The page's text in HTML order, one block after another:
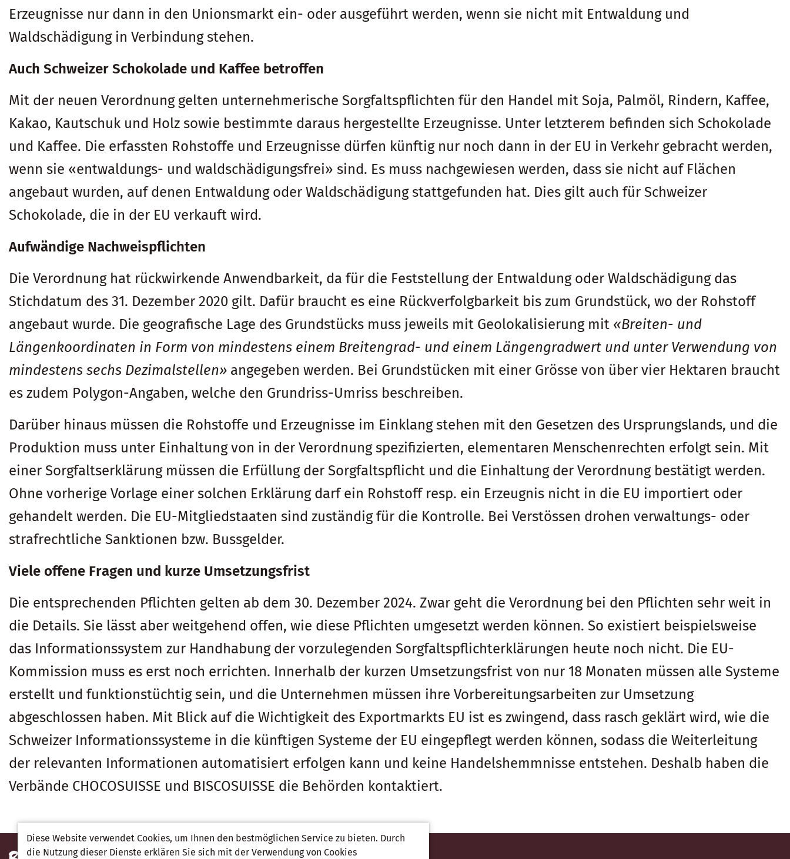
Erzeugnisse nur dann in den Unionsmarkt ein- oder ausgeführt werden, wenn sie nicht mit Entwaldung und
Waldschädigung in Verbindung stehen.
Auch Schweizer Schokolade und Kaffee betroffen
Mit der neuen Verordnung gelten unternehmerische Sorgfaltspflichten für den Handel mit Soja, Palmöl, Rindern, Kaffee,
Kakao, Kautschuk und Holz sowie bestimmte daraus hergestellte Erzeugnisse. Unter letzterem befinden sich Schokolade
und Kaffee. Die erfassten Rohstoffe und Erzeugnisse dürfen künftig nur noch dann in der EU in Verkehr gebracht werden,
wenn sie «entwaldungs- und waldschädigungsfrei» sind. Es muss nachgewiesen werden, dass sie nicht auf Flächen
angebaut wurden, auf denen Entwaldung oder Waldschädigung stattgefunden hat. Dies gilt auch für Schweizer
Schokolade, die in der EU verkauft wird.
Aufwändige Nachweispflichten
Die Verordnung hat rückwirkende Anwendbarkeit, da für die Feststellung der Entwaldung oder Waldschädigung das
Stichdatum des 31. Dezember 2020 gilt. Dafür braucht es eine Rückverfolgbarkeit bis zum Grundstück, wo der Rohstoff
angebaut wurde. Die geografische Lage des Grundstücks muss jeweils mit Geolokalisierung mit «Breiten- und
Längenkoordinaten in Form von mindestens einem Breitengrad- und einem Längengradwert und unter Verwendung von
mindestens sechs Dezimalstellen» angegeben werden. Bei Grundstücken mit einer Grösse von über vier Hektaren braucht
es zudem Polygon-Angaben, welche den Grundriss-Umriss beschreiben.
Darüber hinaus müssen die Rohstoffe und Erzeugnisse im Einklang stehen mit den Gesetzen des Ursprungslands, und die
Produktion muss unter Einhaltung von in der Verordnung spezifizierten, elementaren Menschenrechten erfolgt sein. Mit
einer Sorgfaltserklärung müssen die Erfüllung der Sorgfaltspflicht und die Einhaltung der Verordnung bestätigt werden.
Ohne vorherige Vorlage einer solchen Erklärung darf ein Rohstoff resp. ein Erzeugnis nicht in die EU importiert oder
gehandelt werden. Die EU-Mitgliedstaaten sind zuständig für die Kontrolle. Bei Verstössen drohen verwaltungs- oder
strafrechtliche Sanktionen bzw. Bussgelder.
Viele offene Fragen und kurze Umsetzungsfrist
Die entsprechenden Pflichten gelten ab dem 30. Dezember 2024. Zwar geht die Verordnung bei den Pflichten sehr weit in
die Details. Sie lässt aber weitgehend offen, wie diese Pflichten umgesetzt werden können. So existiert beispielsweise
das Informationssystem zur Handhabung der vorzulegenden Sorgfaltspflichterklärungen heute noch nicht. Die EU-
Kommission muss es erst noch errichten. Innerhalb der kurzen Umsetzungsfrist von nur 18 Monaten müssen alle Systeme
erstellt und funktionstüchtig sein, und die Unternehmen müssen ihre Vorbereitungsarbeiten zur Umsetzung
abgeschlossen haben. Mit Blick auf die Wichtigkeit des Exportmarkts EU ist es zwingend, dass rasch geklärt wird, wie die
Schweizer Informationssysteme in die künftigen Systeme der EU eingepflegt werden können, sodass die Weiterleitung
der relevanten Informationen automatisiert erfolgen kann und keine Handelshemmnisse entstehen. Deshalb haben die
Verbände CHOCOSUISSE und BISCOSUISSE die Behörden kontaktiert.
Diese Website verwendet Cookies, um Ihnen den bestmöglichen Service zu bieten. Durch
die Nutzung dieser Dienste erklären Sie sich mit der Verwendung von Cookies